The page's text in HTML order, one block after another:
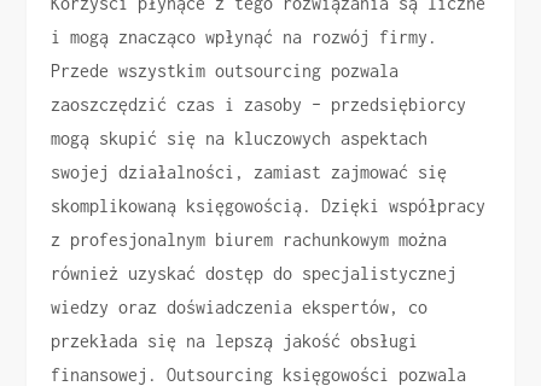
i mogą znacząco wpłynąć na rozwój firmy.
Przede wszystkim outsourcing pozwala
zaoszczędzić czas i zasoby – przedsiębiorcy
mogą skupić się na kluczowych aspektach
swojej działalności, zamiast zajmować się
skomplikowaną księgowością. Dzięki współpracy
z profesjonalnym biurem rachunkowym można
również uzyskać dostęp do specjalistycznej
wiedzy oraz doświadczenia ekspertów, co
przekłada się na lepszą jakość obsługi
finansowej. Outsourcing księgowości pozwala